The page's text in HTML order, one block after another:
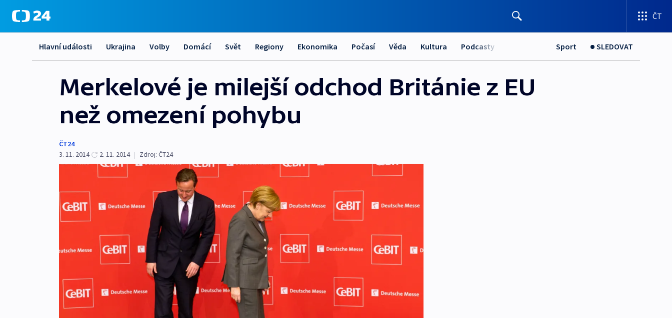
ČT
Hlavní události Ukrajina Volby Domácí Svět Regiony Ekonomika Počasí Věda Kultura Podcasty Sport SLEDOVAT
Merkelové je milejší odchod Británie z EU
než omezení pohybu
ČT24
3. 11. 2014
2. 11. 2014 | Zdroj: ČT24